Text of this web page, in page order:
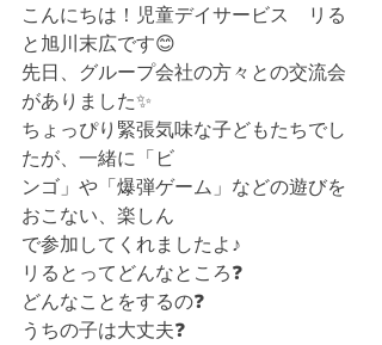
こんにちは！児童デイサービス　リる
と旭川末広です😊
先日、グループ会社の方々との交流会
がありました✨
ちょっぴり緊張気味な子どもたちでし
たが、一緒に「ビ
ンゴ」や「爆弾ゲーム」などの遊びを
おこない、楽しん
で参加してくれましたよ♪
リるとってどんなところ❓⁡
どんなことをするの❓⁡
うちの子は大丈夫❓⁡